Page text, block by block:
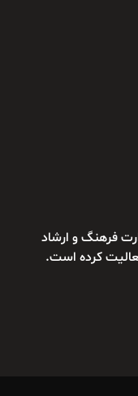
فرهنگ و ارشاد